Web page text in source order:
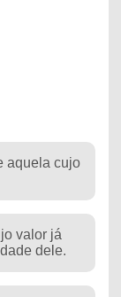
aquela cujo
valor já
dele.